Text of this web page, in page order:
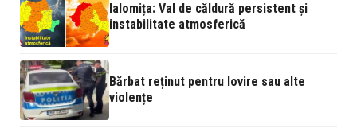
Ialomița: Val de căldură persistent și
instabilitate atmosferică
Bărbat reținut pentru lovire sau alte
violențe